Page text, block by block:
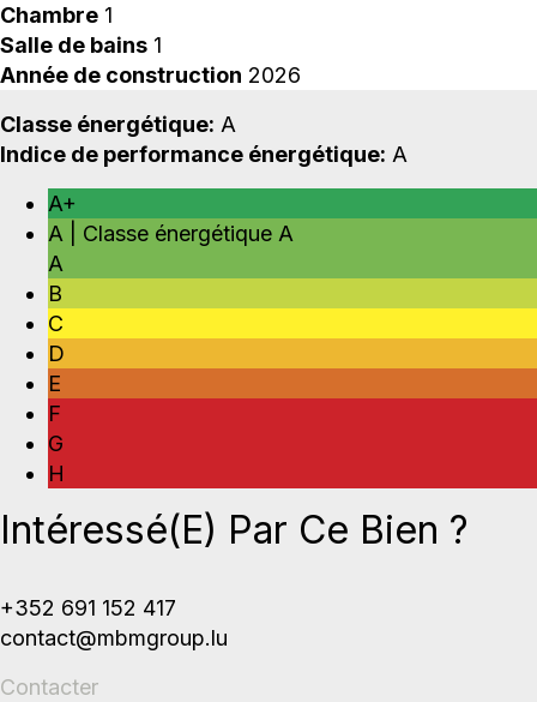
Chambre 1
Salle de bains 1
Année de construction 2026
Classe énergétique: A
Indice de performance énergétique: A
A+
A | Classe énergétique A
A
B
C
D
E
F
G
H
Intéressé(e) Par Ce Bien ?
+352 691 152 417
contact@mbmgroup.lu
Contacter